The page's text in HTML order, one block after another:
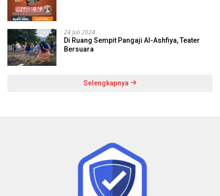
24 Juli 2024
Di Ruang Sempit Pangaji Al-Ashfiya, Teater
Bersuara
Selengkapnya